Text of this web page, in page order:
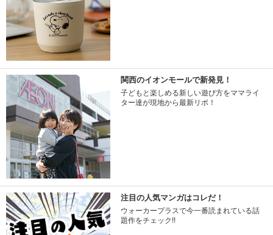
関西のイオンモールで新発見！
子どもと楽しめる新しい遊び方をママライ
ター達が現地から最新リポ！
注目の人気マンガはコレだ！
ウォーカープラスで今一番読まれている話
題作をチェック!!